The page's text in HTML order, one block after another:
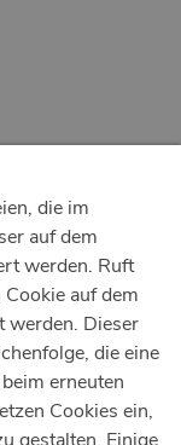
die im
auf dem
werden. Ruft
auf dem
werden. Dieser
die eine
erneuten
Cookies ein,